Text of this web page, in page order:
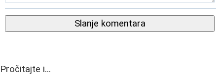
Slanje komentara
Pročitajte i...